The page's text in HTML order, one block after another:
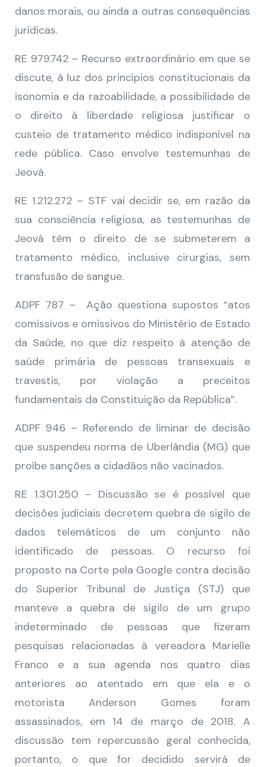
danos morais, ou ainda a outras consequências
jurídicas.
RE 979.742 – Recurso extraordinário em que se
discute, à luz dos princípios constitucionais da
isonomia e da razoabilidade, a possibilidade de
o direito à liberdade religiosa justificar o
custeio de tratamento médico indisponível na
rede pública. Caso envolve testemunhas de
Jeová.
RE 1.212.272 – STF vai decidir se, em razão da
sua consciência religiosa, as testemunhas de
Jeová têm o direito de se submeterem a
tratamento médico, inclusive cirurgias, sem
transfusão de sangue.
ADPF 787 – Ação questiona supostos “atos
comissivos e omissivos do Ministério de Estado
da Saúde, no que diz respeito à atenção de
saúde primária de pessoas transexuais e
travestis, por violação a preceitos
fundamentais da Constituição da República”.
ADPF 946 – Referendo de liminar de decisão
que suspendeu norma de Uberlândia (MG) que
proíbe sanções a cidadãos não vacinados.
RE 1.301.250 – Discussão se é possível que
decisões judiciais decretem quebra de sigilo de
dados telemáticos de um conjunto não
identificado de pessoas. O recurso foi
proposto na Corte pela Google contra decisão
do Superior Tribunal de Justiça (STJ) que
manteve a quebra de sigilo de um grupo
indeterminado de pessoas que fizeram
pesquisas relacionadas à vereadora Marielle
Franco e a sua agenda nos quatro dias
anteriores ao atentado em que ela e o
motorista Anderson Gomes foram
assassinados, em 14 de março de 2018. A
discussão tem repercussão geral conhecida,
portanto, o que for decidido servirá de